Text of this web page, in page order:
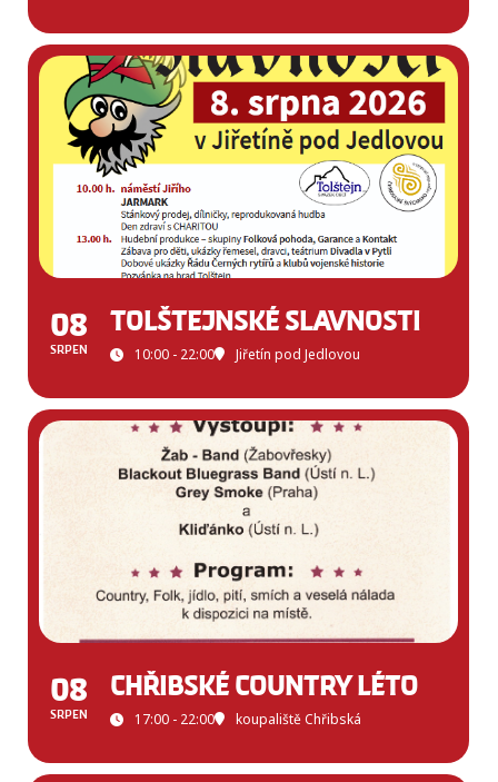
08
SRPEN
TOLŠTEJNSKÉ SLAVNOSTI
10:00 - 22:00 Jiřetín pod Jedlovou
08
SRPEN
CHŘIBSKÉ COUNTRY LÉTO
17:00 - 22:00 koupaliště Chřibská